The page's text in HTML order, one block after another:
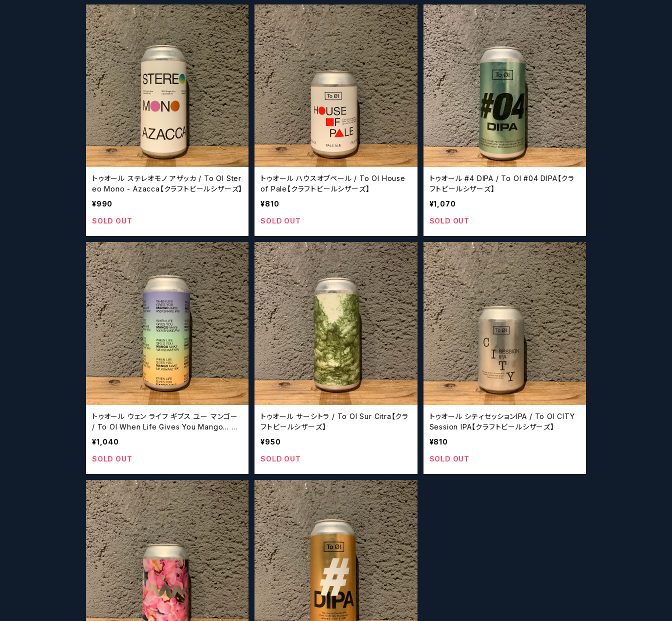
トゥオール ステレオモノ アザッカ / To Ol Ster
eo Mono - Azacca【クラフトビールシザーズ】
¥990
SOLD OUT
トゥオール ハウスオブペール / To Ol House
of Pale【クラフトビールシザーズ】
¥810
SOLD OUT
トゥオール #4 DIPA / To Ol #04 DIPA【クラ
フトビールシザーズ】
¥1,070
SOLD OUT
トゥオール ウェン ライフ ギブス ユー マンゴー
/ To Ol When Life Gives You Mango… Ma
ke Milkshake IPA!【クラフトビールシザーズ】
¥1,040
SOLD OUT
トゥオール サーシトラ / To Ol Sur Citra【クラ
フトビールシザーズ】
¥950
SOLD OUT
トゥオール シティセッションIPA / To Ol CITY
Session IPA【クラフトビールシザーズ】
¥810
SOLD OUT